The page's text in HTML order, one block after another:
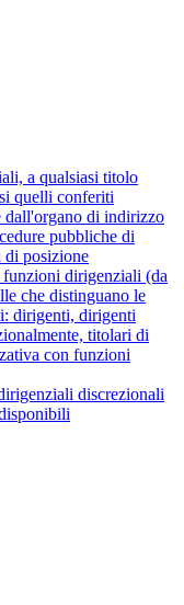
a qualsiasi titolo
quelli conferiti
dall'organo di indirizzo
pubbliche di
di posizione
dirigenziali (da
che distinguano le
dirigenti, dirigenti
titolari di
con funzioni
discrezionali